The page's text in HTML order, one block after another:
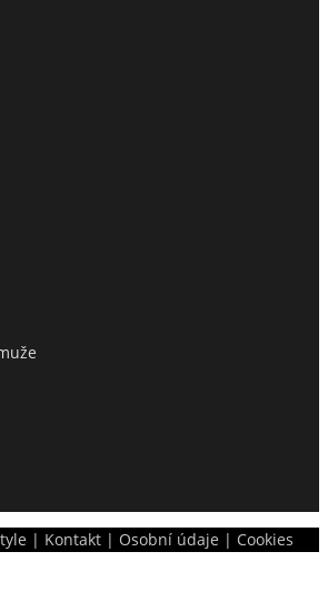
| Kontakt| Osobní údaje | Cookies